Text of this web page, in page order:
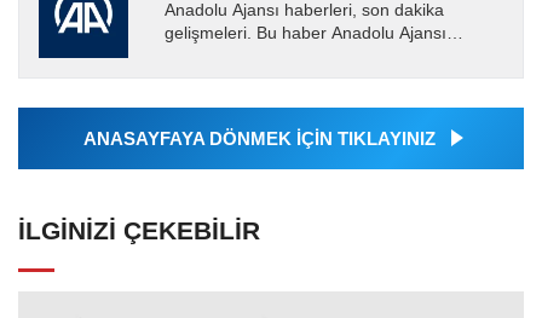
Anadolu Ajansı haberleri, son dakika
gelişmeleri. Bu haber Anadolu Ajansı
tarafından geçilen tüm...
ANASAYFAYA DÖNMEK İÇİN TIKLAYINIZ
İLGINIZI ÇEKEBILIR